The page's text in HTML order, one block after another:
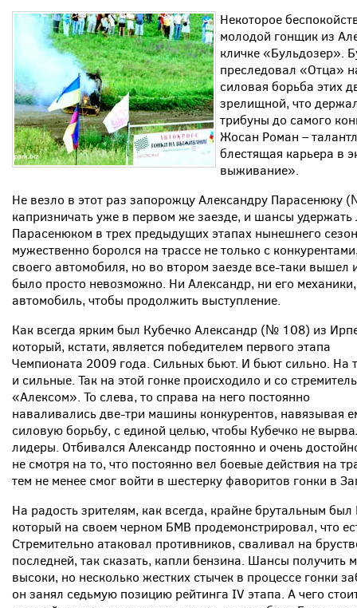
Некоторое
молодой гонщик из
кличке «Бульдозер».
преследовал «Отца»
силовая борьба этих
зрелищной, что
трибуны до самого
Жосан Роман –
блестящая карьера в
выживание».
Не везло в этот раз запорожцу Александру Парасенюку
капризничать уже в первом же заезде, и шансы
Парасенюком в трех предыдущих этапах нынешнего
мужественно боролся на трассе не только с
своего автомобиля, но во втором заезде все-таки вышел
было просто невозможно. Ни Александр, ни его
автомобиль, чтобы продолжить выступление.
Как всегда ярким был Кубечко Александр (№ 108) из
который, кстати, является победителем первого этапа
Чемпионата 2009 года. Сильных бьют. И бьют сильно. На
и сильные. Так на этой гонке происходило и со
«Алексом». То слева, то справа на него постоянно
наваливались две-три машины конкурентов, навязывая
силовую борьбу, с единой целью, чтобы Кубечко не
лидеры. Отбивался Александр постоянно и очень
не смотря на то, что постоянно вел боевые действия на
тем не менее смог войти в шестерку фаворитов гонки в
На радость зрителям, как всегда, крайне брутальным
который на своем черном БМВ продемонстрировал, что
Стремительно атаковал противников, сваливал на
последней, так сказать, капли бензина. Шансы получить
высоки, но несколько жестких стычек в процессе гонки
он занял седьмую позицию рейтинга IV этапа. А чего